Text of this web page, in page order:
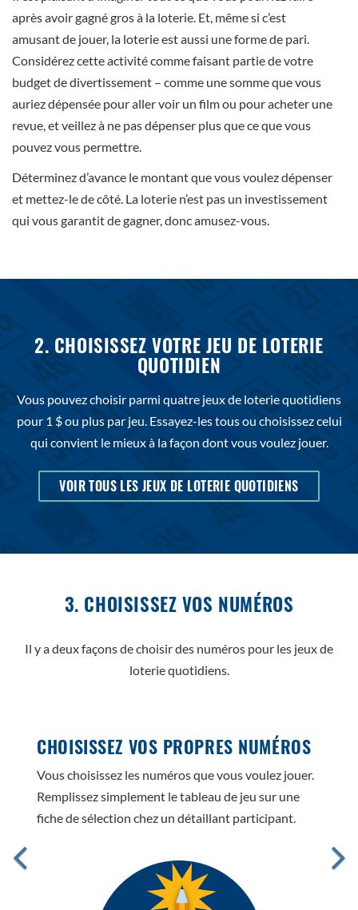
après avoir gagné gros à la loterie. Et, même si c’est
amusant de jouer, la loterie est aussi une forme de pari.
Considérez cette activité comme faisant partie de votre
budget de divertissement – comme une somme que vous
auriez dépensée pour aller voir un film ou pour acheter une
revue, et veillez à ne pas dépenser plus que ce que vous
pouvez vous permettre.
Déterminez d’avance le montant que vous voulez dépenser
et mettez-le de côté. La loterie n’est pas un investissement
qui vous garantit de gagner, donc amusez-vous.
2. CHOISISSEZ VOTRE JEU DE LOTERIE
QUOTIDIEN
Vous pouvez choisir parmi quatre jeux de loterie quotidiens
pour 1 $ ou plus par jeu. Essayez-les tous ou choisissez celui
qui convient le mieux à la façon dont vous voulez jouer.
VOIR TOUS LES JEUX DE LOTERIE QUOTIDIENS
3. CHOISISSEZ VOS NUMÉROS
Il y a deux façons de choisir des numéros pour les jeux de
loterie quotidiens.
CHOISISSEZ VOS PROPRES NUMÉROS
Vous choisissez les numéros que vous voulez jouer.
Remplissez simplement le tableau de jeu sur une
fiche de sélection chez un détaillant participant.